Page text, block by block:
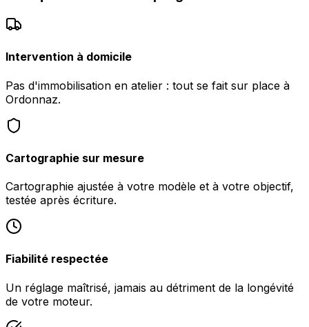
Intervention à domicile
Pas d'immobilisation en atelier : tout se fait sur place à
Ordonnaz.
Cartographie sur mesure
Cartographie ajustée à votre modèle et à votre objectif,
testée après écriture.
Fiabilité respectée
Un réglage maîtrisé, jamais au détriment de la longévité
de votre moteur.